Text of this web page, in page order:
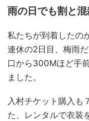
雨の日でも割と
私たちが到着したの
連休の2日目、梅雨
口から300Mほど手
ました。
入村チケット購入も
た、レンタルで衣装